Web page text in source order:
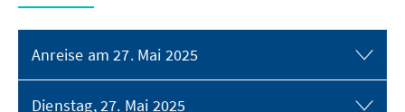
Anreise am 27. Mai 2025
Dienstag, 27. Mai 2025